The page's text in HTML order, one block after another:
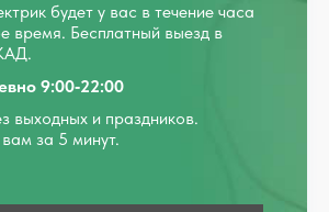
будет у вас в течение часа
время. Бесплатный выезд в
9:00‑22:00
выходных и праздников.
за 5 минут.